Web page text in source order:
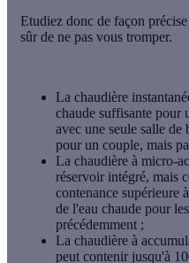
Etudiez donc de façon
sûr de ne pas vous tromper.
La chaudière
chaude suffisante pour
avec une seule salle de
pour un couple, mais
La chaudière à micro-
réservoir intégré, mais
contenance supérieure
de l'eau chaude pour
précédemment ;
La chaudière à
peut contenir jusqu'à